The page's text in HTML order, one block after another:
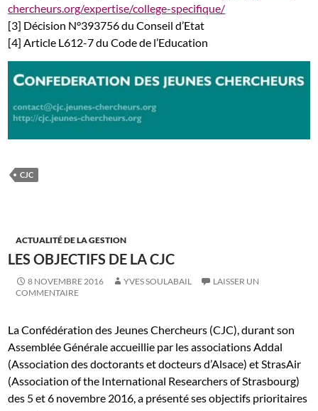
chercheurs.org/expertise/college-specifique/
[3] Décision N°393756 du Conseil d’Etat
[4] Article L612-7 du Code de l’Education
CJC
ACTUALITÉ DE LA GESTION
LES OBJECTIFS DE LA CJC
8 NOVEMBRE 2016 YVES SOULABAIL
LAISSER UN
COMMENTAIRE
La Confédération des Jeunes Chercheurs (CJC), durant son
Assemblée Générale accueillie par les associations Addal
(Association des doctorants et docteurs d’Alsace) et StrasAir
(Association of the International Researchers of Strasbourg)
des 5 et 6 novembre 2016, a présenté ses objectifs prioritaires